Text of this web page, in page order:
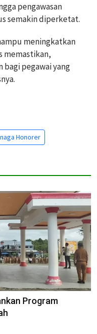
pengawasan
semakin diperketat.
meningkatkan
memastikan,
bagi pegawai yang
Honorer
Program